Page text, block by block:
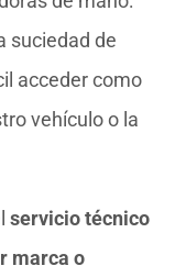
suciedad de
acceder como
vehículo o la
servicio técnico
marca o